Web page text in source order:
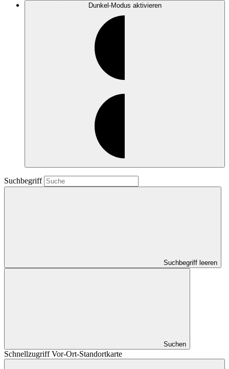
Dunkel-Modus aktivieren
Suchbegriff
Suchbegriff leeren
Suchen
Schnellzugriff Vor-Ort-Standortkarte